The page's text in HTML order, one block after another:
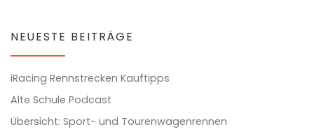
NEUESTE BEITRÄGE
iRacing Rennstrecken Kauftipps
Alte Schule Podcast
Übersicht: Sport- und Tourenwagenrennen